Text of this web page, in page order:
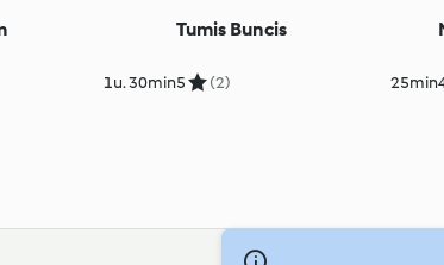
1u. 30min
Tumis Buncis
5 (2) 25min